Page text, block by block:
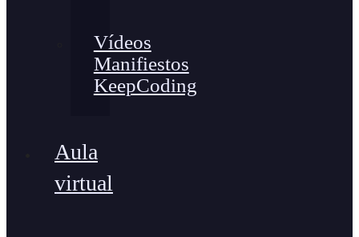
Vídeos
Manifiestos
KeepCoding
Aula
virtual